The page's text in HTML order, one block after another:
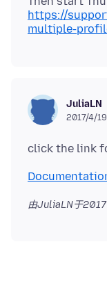
https://
multiple-
JuliaLN
2017/4/
由JuliaLN于